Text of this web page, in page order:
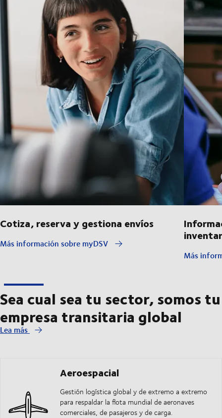
Cotiza, reserva y gestiona envíos
Más información sobre myDSV
Más
Sea cual sea tu sector, somos tu
empresa transitaria global
Lea más
Aeroespacial
Gestión logística global y de extremo a extremo
para respaldar la flota mundial de aeronaves
comerciales, de pasajeros y de carga.